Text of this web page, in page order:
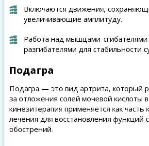
Включаются движения,
увеличивающие амплитуду.
Работа над мышцами-сгибателями
разгибателями для стабильности
Подагра
Подагра — это вид артрита, который
за отложения солей мочевой кислоты в
кинезитерапия применяется как часть
лечения для восстановления функций
обострений.